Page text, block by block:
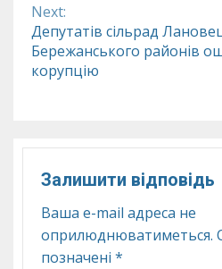
Next:
Депутатів сільрад
Бережанського районів
корупцію
Залишити відповідь
Ваша e-mail адреса не
оприлюднюватиметься.
позначені *